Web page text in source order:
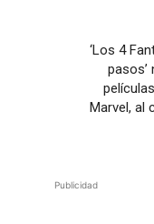
‘Los 4
pasos’
Marvel, al
Publicidad